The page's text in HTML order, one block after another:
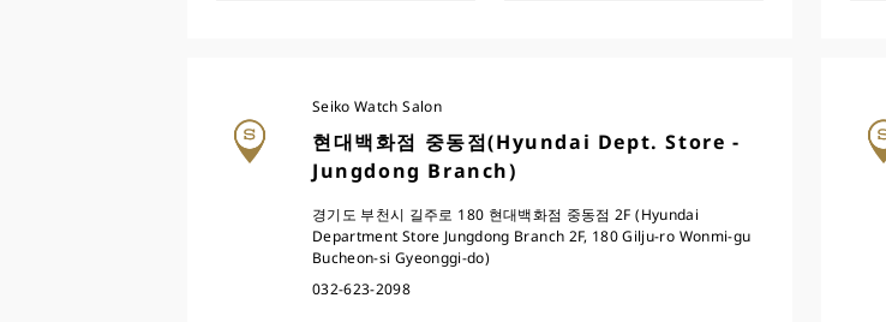
Seiko Watch Salon
현대백화점 중동점(Hyundai Dept. Store -
Jungdong Branch)
경기도 부천시 길주로 180 현대백화점 중동점 2F (Hyundai
Department Store Jungdong Branch 2F, 180 Gilju-ro Wonmi-gu
Bucheon-si Gyeonggi-do)
032-623-2098